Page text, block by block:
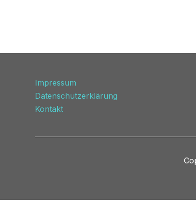
Impressum
Datenschutzerklärung
Kontakt